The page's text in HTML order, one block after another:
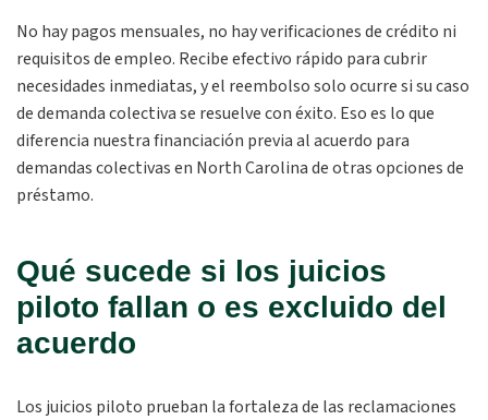
No hay pagos mensuales, no hay verificaciones de crédito ni
requisitos de empleo. Recibe efectivo rápido para cubrir
necesidades inmediatas, y el reembolso solo ocurre si su caso
de demanda colectiva se resuelve con éxito. Eso es lo que
diferencia nuestra financiación previa al acuerdo para
demandas colectivas en North Carolina de otras opciones de
préstamo.
Qué sucede si los juicios
piloto fallan o es excluido del
acuerdo
Los juicios piloto prueban la fortaleza de las reclamaciones